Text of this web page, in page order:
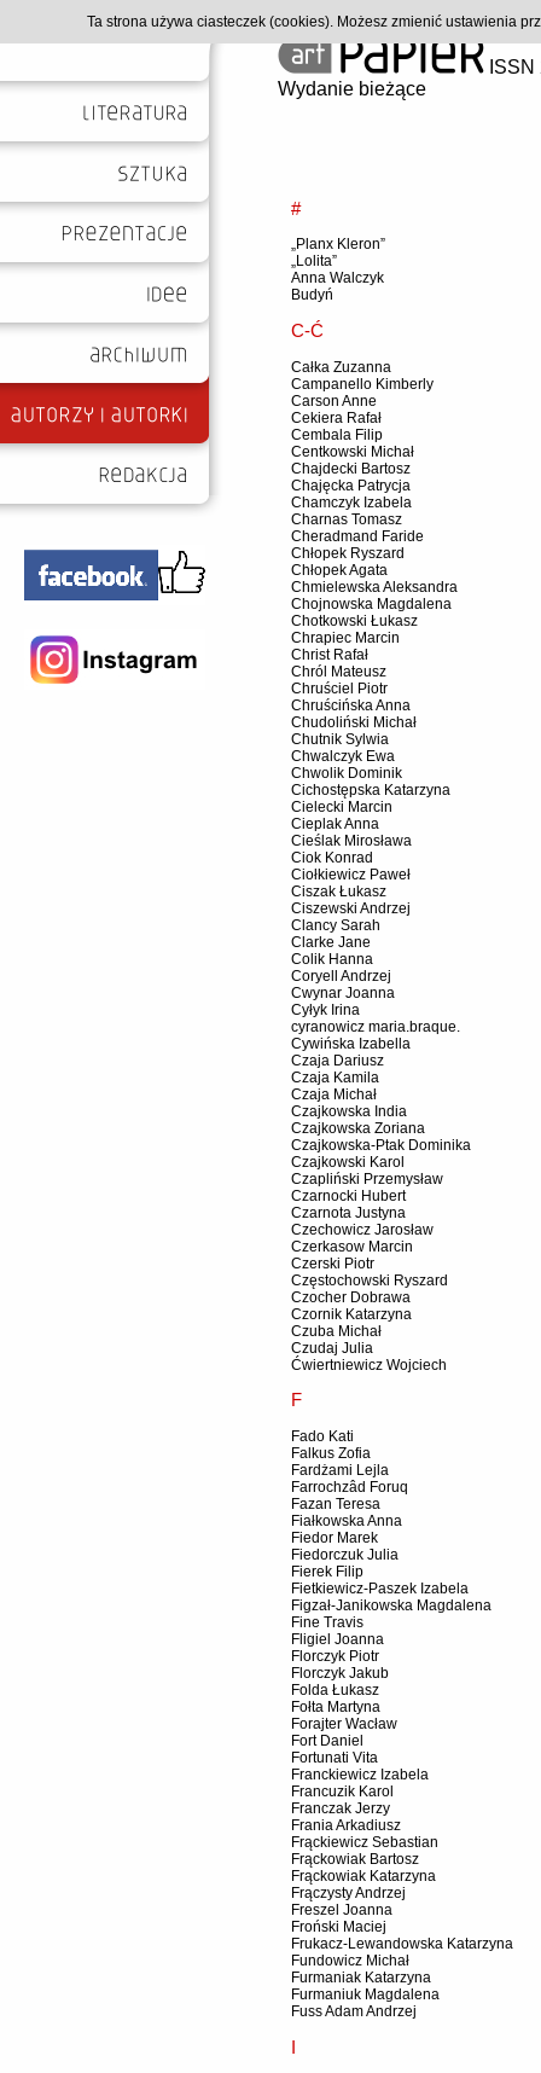
Wydanie bieżące
#
„Planx Kleron”
„Lolita”
Anna Walczyk
Budyń
C-Ć
Całka Zuzanna
Campanello Kimberly
Carson Anne
Cekiera Rafał
Cembala Filip
Centkowski Michał
Chajdecki Bartosz
Chajęcka Patrycja
Chamczyk Izabela
Charnas Tomasz
Cheradmand Faride
Chłopek Ryszard
Chłopek Agata
Chmielewska Aleksandra
Chojnowska Magdalena
Chotkowski Łukasz
Chrapiec Marcin
Christ Rafał
Chról Mateusz
Chruściel Piotr
Chruścińska Anna
Chudoliński Michał
Chutnik Sylwia
Chwalczyk Ewa
Chwolik Dominik
Cichostępska Katarzyna
Cielecki Marcin
Cieplak Anna
Cieślak Mirosława
Ciok Konrad
Ciołkiewicz Paweł
Ciszak Łukasz
Ciszewski Andrzej
Clancy Sarah
Clarke Jane
Colik Hanna
Coryell Andrzej
Cwynar Joanna
Cyłyk Irina
cyranowicz maria.braque.
Cywińska Izabella
Czaja Dariusz
Czaja Kamila
Czaja Michał
Czajkowska India
Czajkowska Zoriana
Czajkowska-Ptak Dominika
Czajkowski Karol
Czapliński Przemysław
Czarnocki Hubert
Czarnota Justyna
Czechowicz Jarosław
Czerkasow Marcin
Czerski Piotr
Częstochowski Ryszard
Czocher Dobrawa
Czornik Katarzyna
Czuba Michał
Czudaj Julia
Ćwiertniewicz Wojciech
F
Fado Kati
Falkus Zofia
Fardżami Lejla
Farrochzâd Foruq
Fazan Teresa
Fiałkowska Anna
Fiedor Marek
Fiedorczuk Julia
Fierek Filip
Fietkiewicz-Paszek Izabela
Figzał-Janikowska Magdalena
Fine Travis
Fligiel Joanna
Florczyk Piotr
Florczyk Jakub
Folda Łukasz
Fołta Martyna
Forajter Wacław
Fort Daniel
Fortunati Vita
Franckiewicz Izabela
Francuzik Karol
Franczak Jerzy
Frania Arkadiusz
Frąckiewicz Sebastian
Frąckowiak Bartosz
Frąckowiak Katarzyna
Frączysty Andrzej
Freszel Joanna
Froński Maciej
Frukacz-Lewandowska Katarzyna
Fundowicz Michał
Furmaniak Katarzyna
Furmaniuk Magdalena
Fuss Adam Andrzej
I
Ta strona używa ciasteczek (cookies). Możesz zmienić ustawienia